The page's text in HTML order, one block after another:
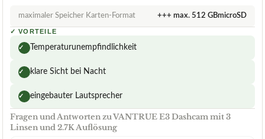
maximaler Speicher Karten-Format +++ max. 512 GBmicroSD
✓ VORTEILE
✓ Temperaturunempfindlichkeit
✓ klare Sicht bei Nacht
✓ eingebauter Lautsprecher
Fragen und Antworten zu VANTRUE E3 Dashcam mit 3
Linsen und 2.7K Auflösung